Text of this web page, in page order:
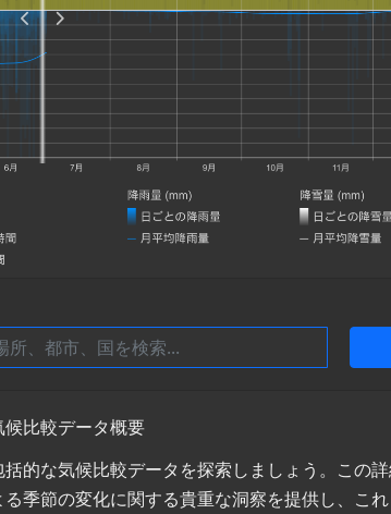
比較データ概要
的な気候比較データを探索しましょう。この詳
季節の変化に関する貴重な洞察を提供し、こ